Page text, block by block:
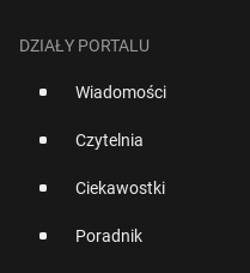
DZIAŁY PORTALU
Wiadomości
Czytelnia
Ciekawostki
Poradnik